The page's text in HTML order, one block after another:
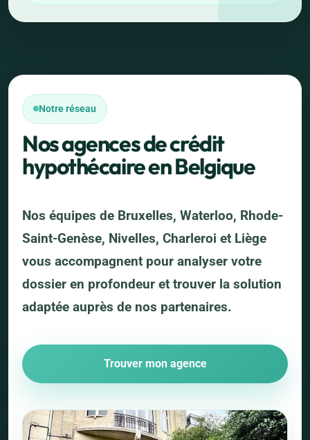
Notre réseau
Nos agences de crédit
hypothécaire en Belgique
Nos équipes de Bruxelles, Waterloo, Rhode-
Saint-Genèse, Nivelles, Charleroi et Liège
vous accompagnent pour analyser votre
dossier en profondeur et trouver la solution
adaptée auprès de nos partenaires.
Trouver mon agence